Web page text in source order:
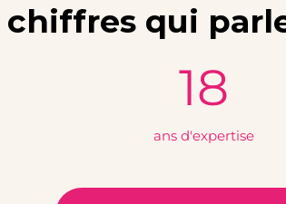
chiffres qui
18
ans d'expertise